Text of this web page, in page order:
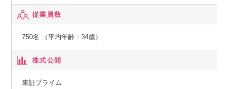
従業員数
750名 （平均年齢：34歳）
株式公開
東証プライム